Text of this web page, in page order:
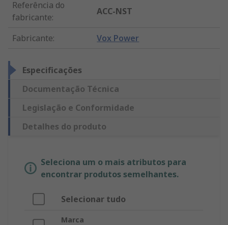
Referência do
fabricante:
ACC-NST
Fabricante: Vox Power
Especificações
Documentação Técnica
Legislação e Conformidade
Detalhes do produto
Seleciona um o mais atributos para
encontrar produtos semelhantes.
Selecionar tudo
Marca